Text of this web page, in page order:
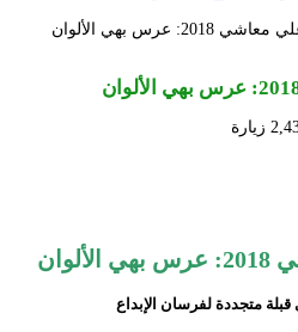
2018: عرس بهي الألوان
زيارة
متجددة لفرسان الإبداع